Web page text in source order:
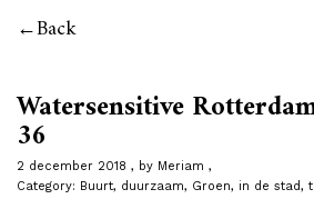
Back
Watersensitive
36
2 december 2018 by Meriam
Category: Buurt, duurzaam, Groen, in de stad,